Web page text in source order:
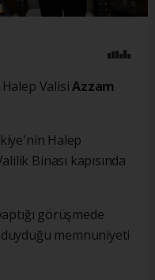
ValisiAzzam
Halep
Binası kapısında
görüşmede
memnuniyeti